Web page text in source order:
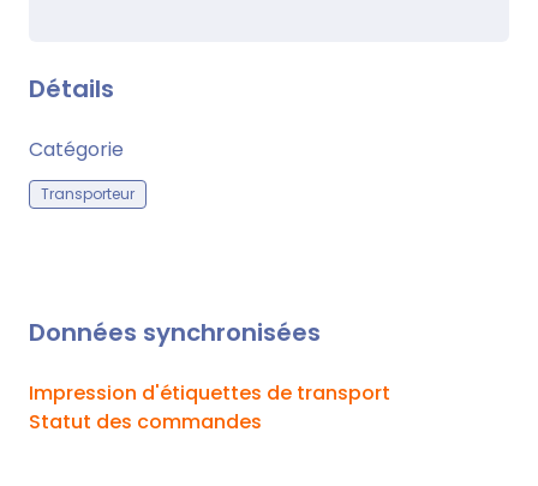
Détails
Catégorie
Transporteur
Données synchronisées
Impression d'étiquettes de transport
Statut des commandes